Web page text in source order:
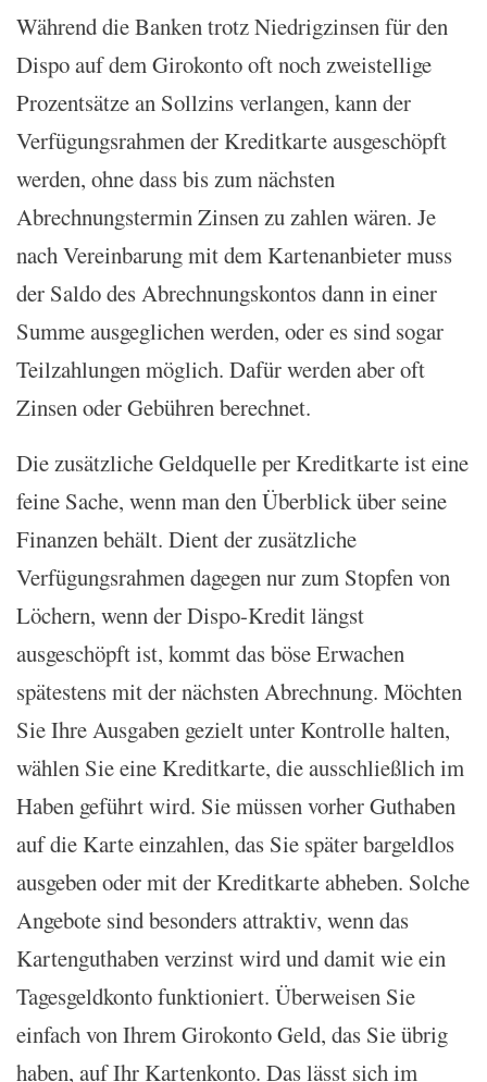
Während die Banken trotz Niedrigzinsen für den
Dispo auf dem Girokonto oft noch zweistellige
Prozentsätze an Sollzins verlangen, kann der
Verfügungsrahmen der Kreditkarte ausgeschöpft
werden, ohne dass bis zum nächsten
Abrechnungstermin Zinsen zu zahlen wären. Je
nach Vereinbarung mit dem Kartenanbieter muss
der Saldo des Abrechnungskontos dann in einer
Summe ausgeglichen werden, oder es sind sogar
Teilzahlungen möglich. Dafür werden aber oft
Zinsen oder Gebühren berechnet.
Die zusätzliche Geldquelle per Kreditkarte ist eine
feine Sache, wenn man den Überblick über seine
Finanzen behält. Dient der zusätzliche
Verfügungsrahmen dagegen nur zum Stopfen von
Löchern, wenn der Dispo-Kredit längst
ausgeschöpft ist, kommt das böse Erwachen
spätestens mit der nächsten Abrechnung. Möchten
Sie Ihre Ausgaben gezielt unter Kontrolle halten,
wählen Sie eine Kreditkarte, die ausschließlich im
Haben geführt wird. Sie müssen vorher Guthaben
auf die Karte einzahlen, das Sie später bargeldlos
ausgeben oder mit der Kreditkarte abheben. Solche
Angebote sind besonders attraktiv, wenn das
Kartenguthaben verzinst wird und damit wie ein
Tagesgeldkonto funktioniert. Überweisen Sie
einfach von Ihrem Girokonto Geld, das Sie übrig
haben, auf Ihr Kartenkonto. Das lässt sich im